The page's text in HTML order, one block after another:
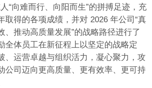
“向难而行、向阳而生”的拼搏足迹，充
取得的各项成绩，并对 2026 年公司“真
、推动高质量发展”的战略路径进行了
全体员工在新征程上以坚定的战略定
、运营卓越与组织活力，凝心聚力，攻
公司迈向更高质量、更有效率、更可持